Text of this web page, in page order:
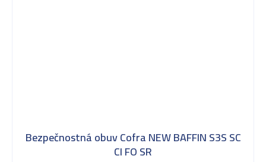
Bezpečnostná obuv Cofra NEW BAFFIN S3S SC
CI FO SR